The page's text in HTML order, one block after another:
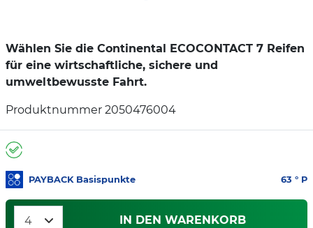
Wählen Sie die Continental ECOCONTACT 7 Reifen
für eine wirtschaftliche, sichere und
umweltbewusste Fahrt.
Produktnummer 2050476004
PAYBACK Basispunkte 63 ° P
IN DEN WARENKORB